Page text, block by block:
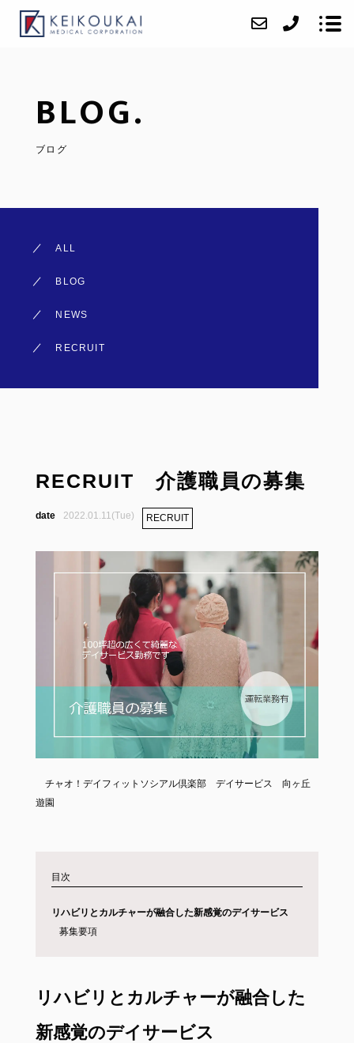
BLOG.
ブログ
ALL
BLOG
NEWS
RECRUIT
RECRUIT 介護職員の募集
2022.01.11(Tue) RECRUIT
チャオ！デイフィットソシアル倶楽部 デイサービス 向ヶ丘
遊園
目次
リハビリとカルチャーが融合した新感覚のデイサービス
募集要項
リハビリとカルチャーが融合した
新感覚のデイサービス